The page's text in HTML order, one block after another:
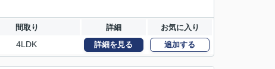
間取り 詳細 お気に入り
4LDK 詳細を見る 追加する